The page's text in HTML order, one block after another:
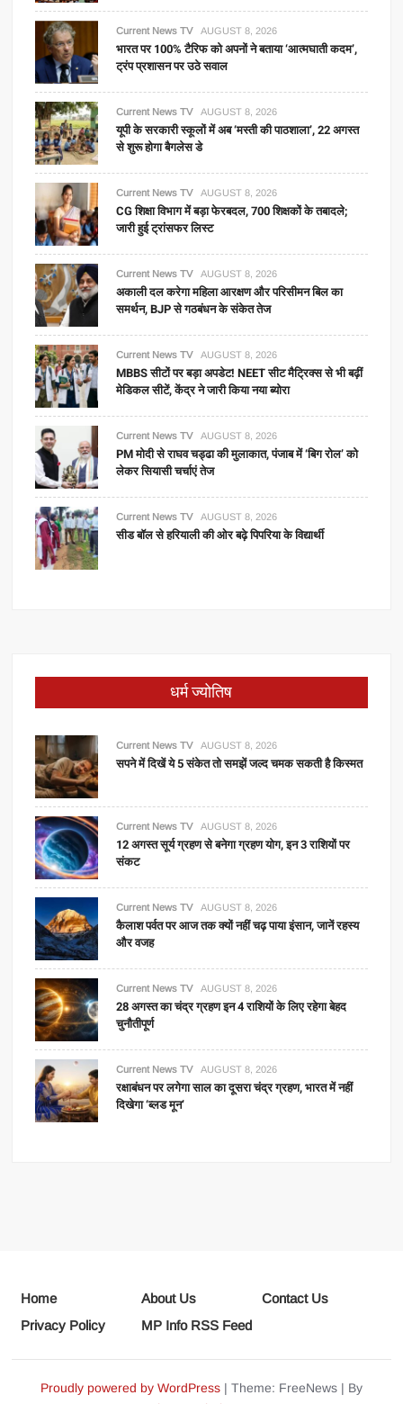
Current News TV AUGUST 8, 2026
भारत पर 100% टैरिफ को अपनों ने बताया ‘आत्मघाती कदम’,
ट्रंप प्रशासन पर उठे सवाल
Current News TV AUGUST 8, 2026
यूपी के सरकारी स्कूलों में अब ‘मस्ती की पाठशाला’, 22 अगस्त
से शुरू होगा बैगलेस डे
Current News TV AUGUST 8, 2026
CG शिक्षा विभाग में बड़ा फेरबदल, 700 शिक्षकों के तबादले;
जारी हुई ट्रांसफर लिस्ट
Current News TV AUGUST 8, 2026
अकाली दल करेगा महिला आरक्षण और परिसीमन बिल का
समर्थन, BJP से गठबंधन के संकेत तेज
Current News TV AUGUST 8, 2026
MBBS सीटों पर बड़ा अपडेट! NEET सीट मैट्रिक्स से भी बढ़ीं
मेडिकल सीटें, केंद्र ने जारी किया नया ब्योरा
Current News TV AUGUST 8, 2026
PM मोदी से राघव चड्ढा की मुलाकात, पंजाब में ‘बिग रोल’ को
लेकर सियासी चर्चाएं तेज
Current News TV AUGUST 8, 2026
सीड बॉल से हरियाली की ओर बढ़े पिपरिया के विद्यार्थी
धर्म ज्योतिष
Current News TV AUGUST 8, 2026
सपने में दिखें ये 5 संकेत तो समझें जल्द चमक सकती है किस्मत
Current News TV AUGUST 8, 2026
12 अगस्त सूर्य ग्रहण से बनेगा ग्रहण योग, इन 3 राशियों पर
संकट
Current News TV AUGUST 8, 2026
कैलाश पर्वत पर आज तक क्यों नहीं चढ़ पाया इंसान, जानें रहस्य
और वजह
Current News TV AUGUST 8, 2026
28 अगस्त का चंद्र ग्रहण इन 4 राशियों के लिए रहेगा बेहद
चुनौतीपूर्ण
Current News TV AUGUST 8, 2026
रक्षाबंधन पर लगेगा साल का दूसरा चंद्र ग्रहण, भारत में नहीं
दिखेगा ‘ब्लड मून’
Home About Us
Contact Us
Privacy Policy
MP Info RSS Feed
Proudly powered by WordPress | Theme: FreeNews | By